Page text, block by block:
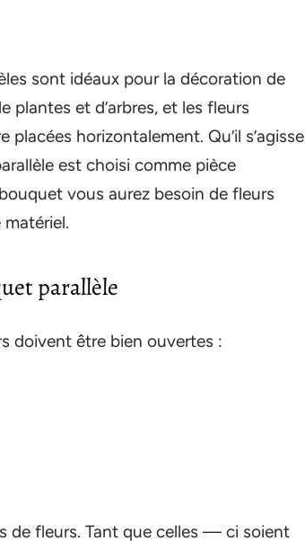
sont idéaux pour la décoration de
et d’arbres, et les fleurs
horizontalement. Qu’il s’agisse
est choisi comme pièce
vous aurez besoin de fleurs
parallèle
doivent être bien ouvertes :
de fleurs. Tant que celles — ci soient